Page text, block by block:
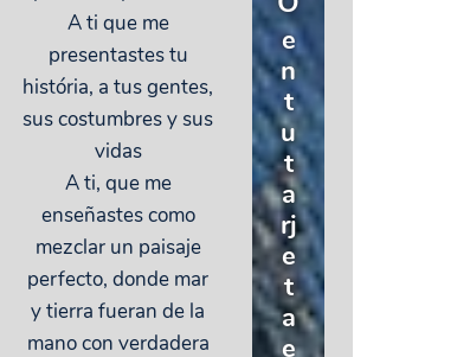
A ti que me
presentastes tu
história, a tus gentes,
sus costumbres y sus
vidas
A ti, que me
enseñastes como
mezclar un paisaje
perfecto, donde mar
y tierra fueran de la
mano con verdadera
e
n
t
u
t
a
rj
e
t
a
e